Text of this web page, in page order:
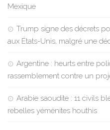
Mexique
Trump signe des décrets
aux États-Unis, malgré une
Argentine : heurts entre
rassemblement contre un
Arabie saoudite : 11 civils
rebelles yéménites houthis